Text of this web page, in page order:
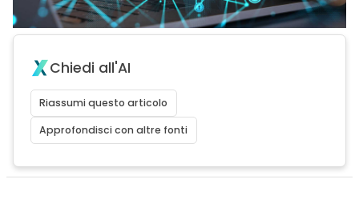
Chiedi all'AI
Riassumi questo articolo
Approfondisci con altre fonti